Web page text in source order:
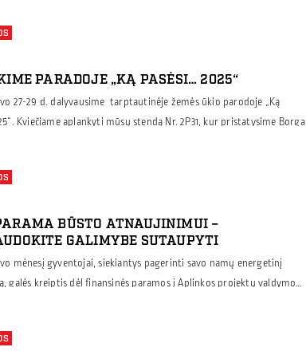
PARADOJE „KĄ PASĖSI… 2025“
27-29 d. dalyvausime tarptautinėje žemės ūkio parodoje „Ką
Kviečiame aplankyti mūsų stendą Nr. 2P31, kur pristatysime Borga
miškininkystei. „Ką pasėsi…“ yra didžiausia žemės ūkio inovacijų
šalyse. Parodos plotas – […]
BŪSTO ATNAUJINIMUI –
GALIMYBE SUTAUPYTI
mėnesį gyventojai, siekiantys pagerinti savo namų energetinį
galės kreiptis dėl finansinės paramos į Aplinkos projektų valdymo
kompensacijos suma priklauso nuo gyvenamojo namo naudingo